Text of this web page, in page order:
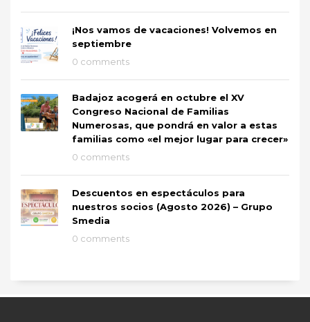
¡Nos vamos de vacaciones! Volvemos en
septiembre
0 comments
Badajoz acogerá en octubre el XV
Congreso Nacional de Familias
Numerosas, que pondrá en valor a estas
familias como «el mejor lugar para crecer»
0 comments
Descuentos en espectáculos para
nuestros socios (Agosto 2026) – Grupo
Smedia
0 comments